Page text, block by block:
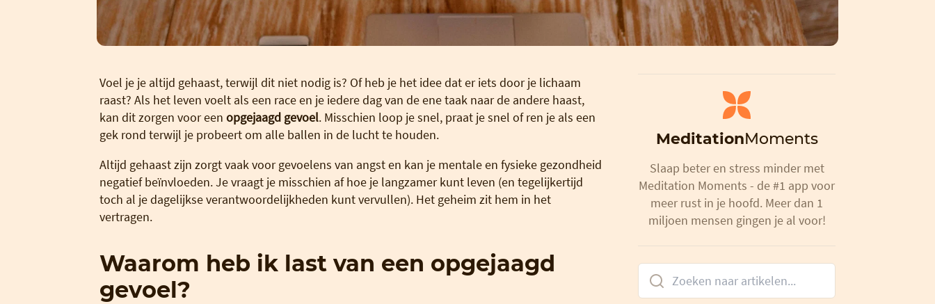
Voel je je altijd gehaast, terwijl dit niet nodig is? Of heb je het idee dat er iets door je lichaam
raast? Als het leven voelt als een race en je iedere dag van de ene taak naar de andere haast,
kan dit zorgen voor een opgejaagd gevoel. Misschien loop je snel, praat je snel of ren je als een
gek rond terwijl je probeert om alle ballen in de lucht te houden.
Altijd gehaast zijn zorgt vaak voor gevoelens van angst en kan je mentale en fysieke gezondheid
negatief beïnvloeden. Je vraagt je misschien af hoe je langzamer kunt leven (en tegelijkertijd
toch al je dagelijkse verantwoordelijkheden kunt vervullen). Het geheim zit hem in het
vertragen.
Waarom heb ik last van een opgejaagd
gevoel?
MeditationMoments
Slaap beter en stress minder met
Meditation Moments - de #1 app voor
meer rust in je hoofd. Meer dan 1
miljoen mensen gingen je al voor!